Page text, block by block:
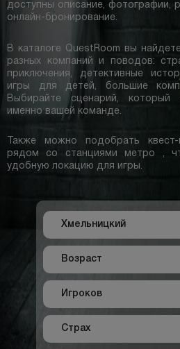
доступны описание, фотографии,
онлайн-бронирование.
В каталоге QuestRoom вы
разных компаний и поводов:
приключения, детективные
игры для детей, большие
Выбирайте сценарий,
именно вашей команде.
Также можно подобрать
рядом со станциями метро ,
удобную локацию для игры.